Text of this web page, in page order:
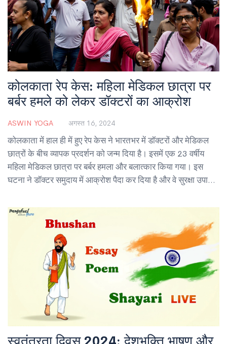
कोलकाता रेप केस: महिला मेडिकल छात्रा पर
बर्बर हमले को लेकर डॉक्टरों का आक्रोश
ASWIN YOGA अगस्त 16, 2024
कोलकाता में हाल ही में हुए रेप केस ने भारतभर में डॉक्टरों और मेडिकल
छात्रों के बीच व्यापक प्रदर्शन को जन्म दिया है। इसमें एक 23 वर्षीय
महिला मेडिकल छात्रा पर बर्बर हमला और बलात्कार किया गया। इस
घटना ने डॉक्टर समुदाय में आक्रोश पैदा कर दिया है और वे सुरक्षा उपायों